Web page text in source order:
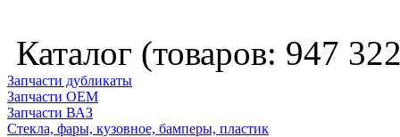
Каталог (товаров: 947
Запчасти дубликаты
Запчасти ОЕМ
Запчасти ВАЗ
Стекла, фары, кузовное, бамперы, пластик